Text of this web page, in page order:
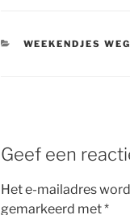
CATEGORIEËN
WEEKENDJES WEG
Geef een
Het e-mailadres
gemarkeerd met*